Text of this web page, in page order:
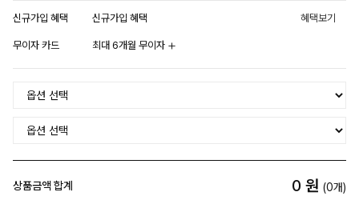
신규가입 혜택 신규가입 혜택 혜택보기
무이자 카드 최대 6개월 무이자
상품금액 합계 0 원 (0개)